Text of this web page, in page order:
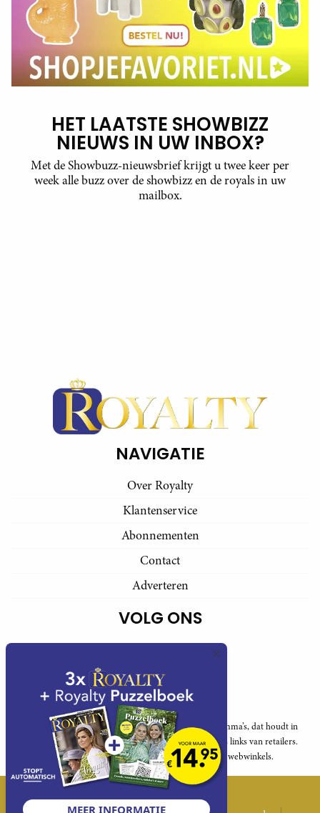
HET LAATSTE SHOWBIZZ
NIEUWS IN UW INBOX?
Met de Showbuzz-nieuwsbrief krijgt u twee keer per
week alle buzz over de showbizz en de royals in uw
mailbox.
NAVIGATIE
Over Royalty
Klantenservice
Abonnementen
Contact
Adverteren
VOLG ONS
Royalty participeert in diverse affiliate marketing programma’s, dat houdt in
dat Royalty commissies ontvangt voor aankopen middels links van retailers.
Deze website wordt niet gesponsord door de genoemde webwinkels.
© 2026 Royalty Online
MEER INFORMATIE